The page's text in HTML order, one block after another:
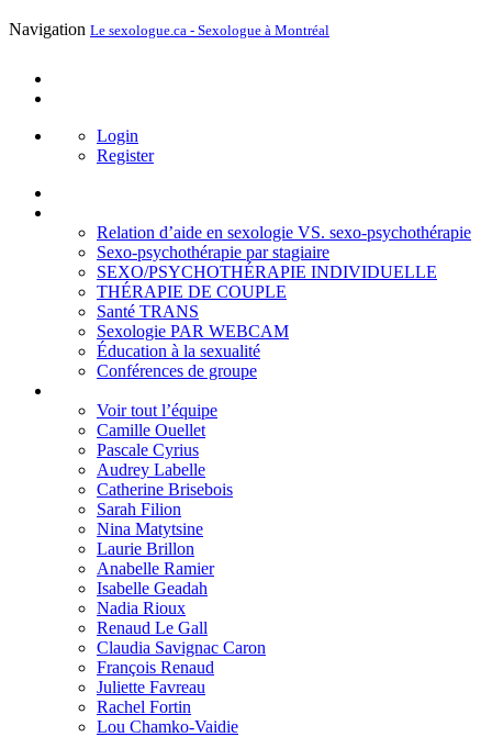
Navigation Le sexologue.ca - Sexologue à Montréal
Login
Register
Relation d’aide en sexologie VS. sexo-psychothérapie
Sexo-psychothérapie par stagiaire
SEXO/PSYCHOTHÉRAPIE INDIVIDUELLE
THÉRAPIE DE COUPLE
Santé TRANS
Sexologie PAR WEBCAM
Éducation à la sexualité
Conférences de groupe
Voir tout l’équipe
Camille Ouellet
Pascale Cyrius
Audrey Labelle
Catherine Brisebois
Sarah Filion
Nina Matytsine
Laurie Brillon
Anabelle Ramier
Isabelle Geadah
Nadia Rioux
Renaud Le Gall
Claudia Savignac Caron
François Renaud
Juliette Favreau
Rachel Fortin
Lou Chamko-Vaidie